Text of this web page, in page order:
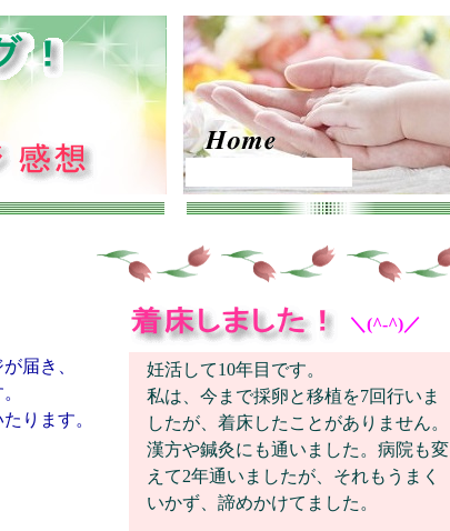
届き、
ります。
＼(^-^)／
妊活して10年目です。
私は、今まで採卵と移植を7回行いま
したが、着床したことがありません。
漢方や鍼灸にも通いました。病院も変
えて2年通いましたが、それもうまく
いかず、諦めかけてました。